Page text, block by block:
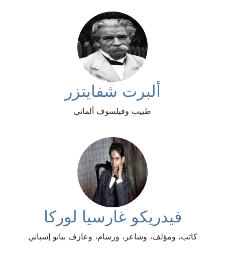
ألبرت شفايتزر
طبيب وفيلسوف ألماني
فيدريكو غارسيا لوركا
كاتب، ومؤلف، وشاعر، ورسام، وعازف بيانو إسباني